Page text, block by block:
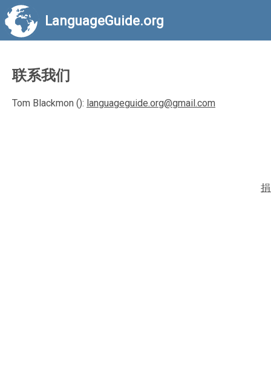
LanguageGuide.org
联系我们
Tom Blackmon (): languageguide.org@gmail.com